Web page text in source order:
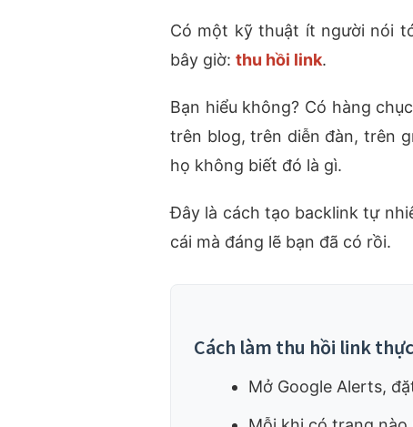
Có một kỹ thuật ít người nói
bây giờ: thu hồi link.
Bạn hiểu không? Có hàng
trên blog, trên diễn đàn, trên
họ không biết đó là gì.
Đây là cách tạo backlink tự
cái mà đáng lẽ bạn đã có rồi.
Cách làm thu hồi link
Mở Google Alerts,